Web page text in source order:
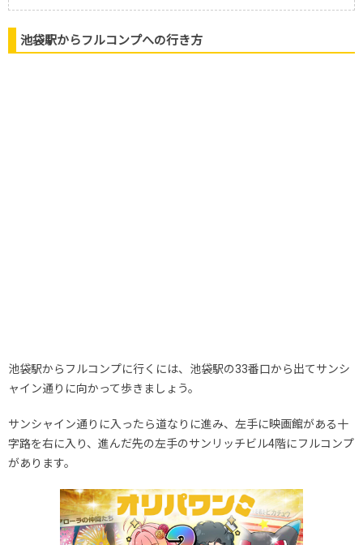
池袋駅からフルコンプへの行き方
池袋駅からフルコンプに行くには、池袋駅の33番口から出てサンシ
ャイン通りに向かって歩きましょう。
サンシャイン通りに入ったら道なりに進み、左手に映画館がある十
字路を右に入り、進んだ先の左手のサンリッチビル4階にフルコンプ
があります。